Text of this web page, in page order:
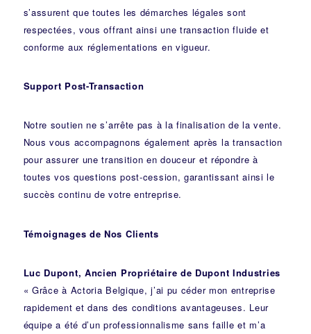
s’assurent que toutes les démarches légales sont
respectées, vous offrant ainsi une transaction fluide et
conforme aux réglementations en vigueur.
Support Post-Transaction
Notre soutien ne s’arrête pas à la finalisation de la vente.
Nous vous accompagnons également après la transaction
pour assurer une transition en douceur et répondre à
toutes vos questions post-cession, garantissant ainsi le
succès continu de votre entreprise.
Témoignages de Nos Clients
Luc Dupont, Ancien Propriétaire de Dupont Industries
« Grâce à Actoria Belgique, j’ai pu céder mon entreprise
rapidement et dans des conditions avantageuses. Leur
équipe a été d’un professionnalisme sans faille et m’a